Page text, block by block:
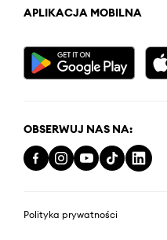
APLIKACJA MOBILNA
OBSERWUJ NAS NA:
Polityka prywatności